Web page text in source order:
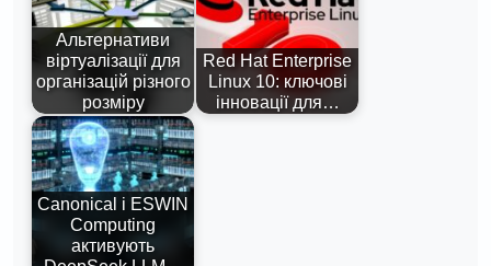
Альтернативи
віртуалізації для
організацій різного
розміру
Red Hat Enterprise
Linux 10: ключові
інновації для…
Canonical і ESWIN
Computing
активують